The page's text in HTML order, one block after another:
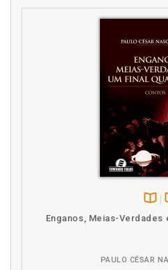
Enganos, Meias-Verdades
PAULO CÉSAR